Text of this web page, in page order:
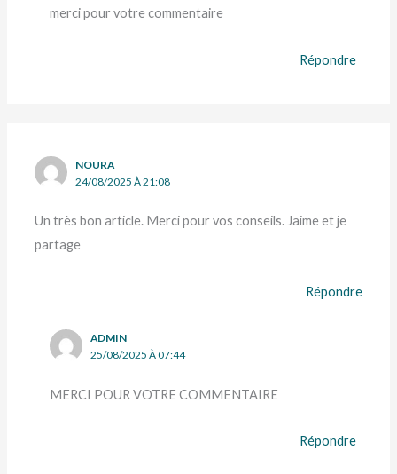
merci pour votre commentaire
Répondre
NOURA
24/08/2025 À 21:08
Un très bon article. Merci pour vos conseils. Jaime et je
partage
Répondre
ADMIN
25/08/2025 À 07:44
MERCI POUR VOTRE COMMENTAIRE
Répondre